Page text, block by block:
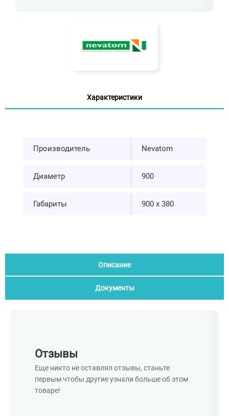
Характеристики
Производитель Nevatom
Диаметр 900
Габариты 900 х 380
Описание
Документы
Отзывы
Еще никто не оставлял отзывы, станьте
первым чтобы другие узнали больше об этом
товаре!